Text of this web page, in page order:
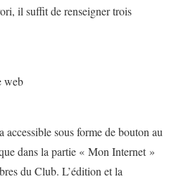
il suffit de renseigner trois
web
accessible sous forme de bouton au
dans la partie « Mon Internet »
du Club. L’édition et la